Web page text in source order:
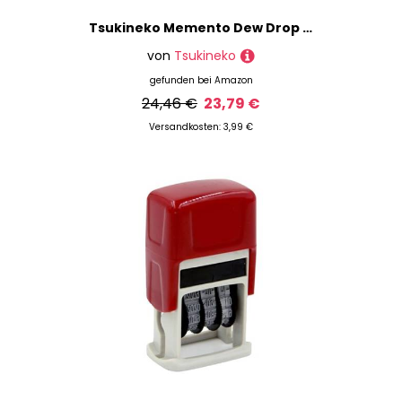
Tsukineko Memento Dew Drop Dye Ink Pads 12/Pkg-Gum Drops, Yellow
von Tsukineko
gefunden bei Amazon
24,46 € 23,79 €
Versandkosten: 3,99 €